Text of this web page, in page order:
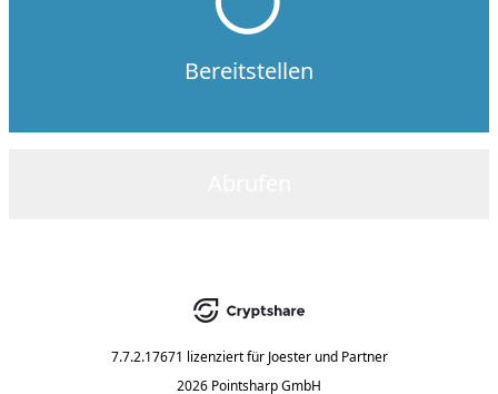
Bereitstellen
7.7.2.17671 lizenziert für Joester und Partner
2026 Pointsharp GmbH